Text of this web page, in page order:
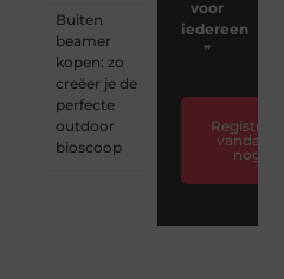
Buiten
beamer
kopen: zo
creëer je de
perfecte
outdoor
bioscoop
voor
iedereen
❞
Registreer
vandaag
nog